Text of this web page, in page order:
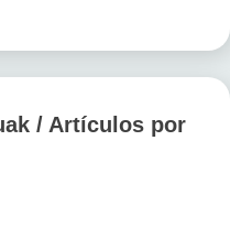
/ Artículos por